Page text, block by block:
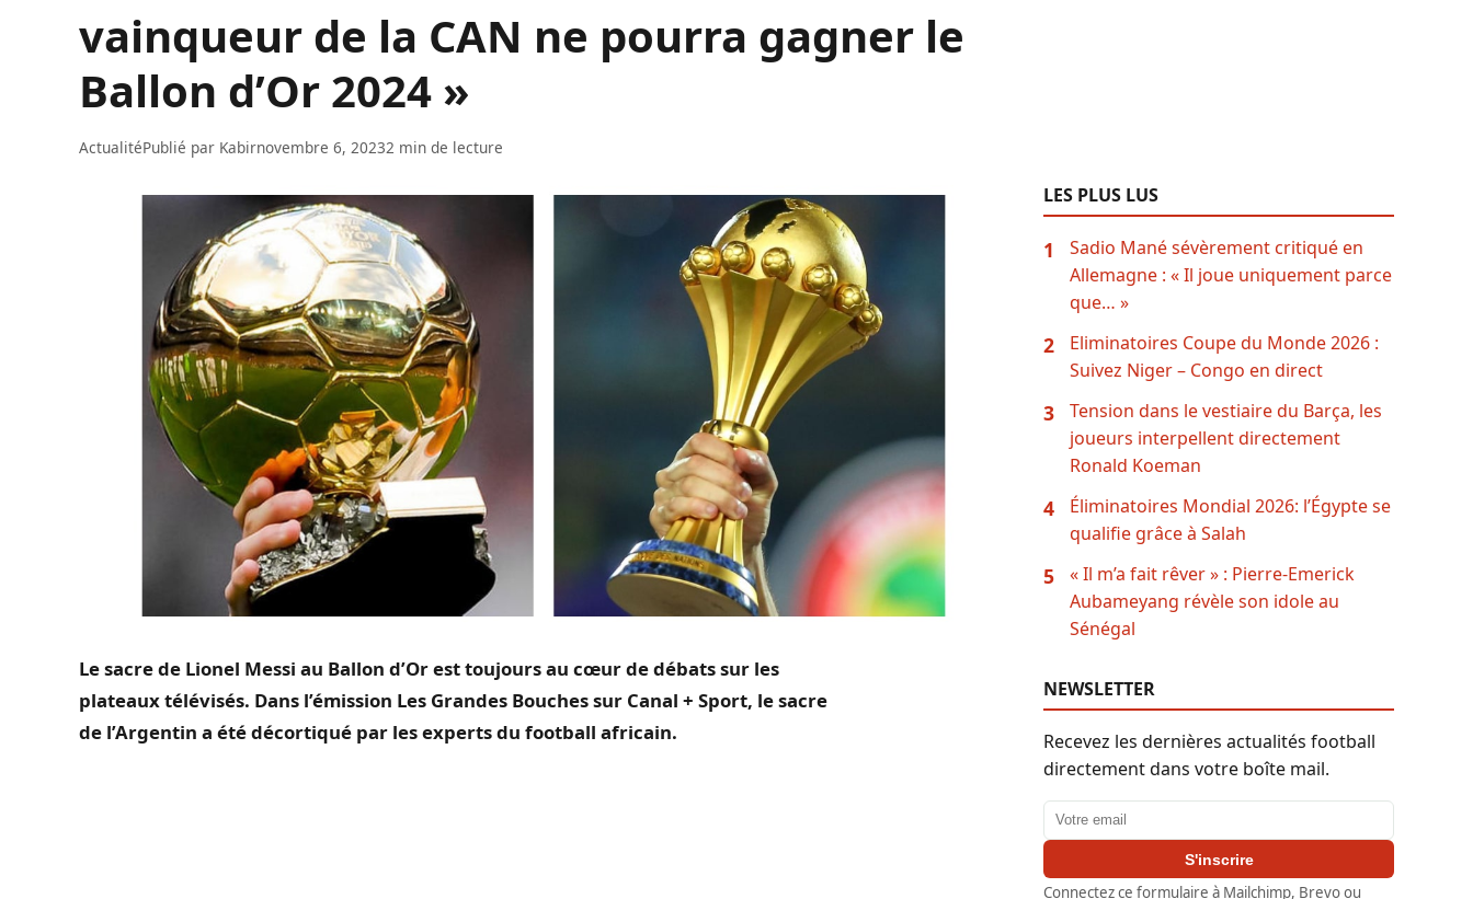
vainqueur de la CAN ne pourra gagner le
Ballon d’Or 2024 »
ActualitéPublié par Kabirnovembre 6, 20232 min de lecture
Le sacre de Lionel Messi au Ballon d’Or est toujours au cœur de débats sur les
plateaux télévisés. Dans l’émission Les Grandes Bouches sur Canal + Sport, le sacre
de l’Argentin a été décortiqué par les experts du football africain.
LES PLUS LUS
1
Sadio Mané sévèrement critiqué en
Allemagne : « Il joue uniquement parce
que… »
2
Eliminatoires Coupe du Monde 2026 :
Suivez Niger – Congo en direct
3
Tension dans le vestiaire du Barça, les
joueurs interpellent directement
Ronald Koeman
4
Éliminatoires Mondial 2026: l’Égypte se
qualifie grâce à Salah
5
« Il m’a fait rêver » : Pierre-Emerick
Aubameyang révèle son idole au
Sénégal
NEWSLETTER
Recevez les dernières actualités football
directement dans votre boîte mail.
Adresse email
S'inscrire
Connectez ce formulaire à Mailchimp, Brevo ou